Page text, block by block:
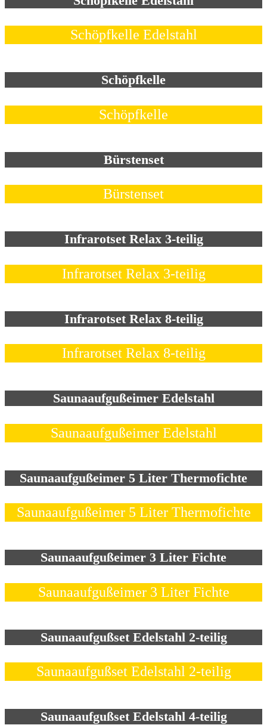
Schöpfkelle Edelstahl
Schöpfkelle
Schöpfkelle
Bürstenset
Bürstenset
Infrarotset Relax 3-teilig
Infrarotset Relax 3-teilig
Infrarotset Relax 8-teilig
Infrarotset Relax 8-teilig
Saunaaufgußeimer Edelstahl
Saunaaufgußeimer Edelstahl
Saunaaufgußeimer 5 Liter Thermofichte
Saunaaufgußeimer 5 Liter Thermofichte
Saunaaufgußeimer 3 Liter Fichte
Saunaaufgußeimer 3 Liter Fichte
Saunaaufgußset Edelstahl 2-teilig
Saunaaufgußset Edelstahl 2-teilig
Saunaaufgußset Edelstahl 4-teilig